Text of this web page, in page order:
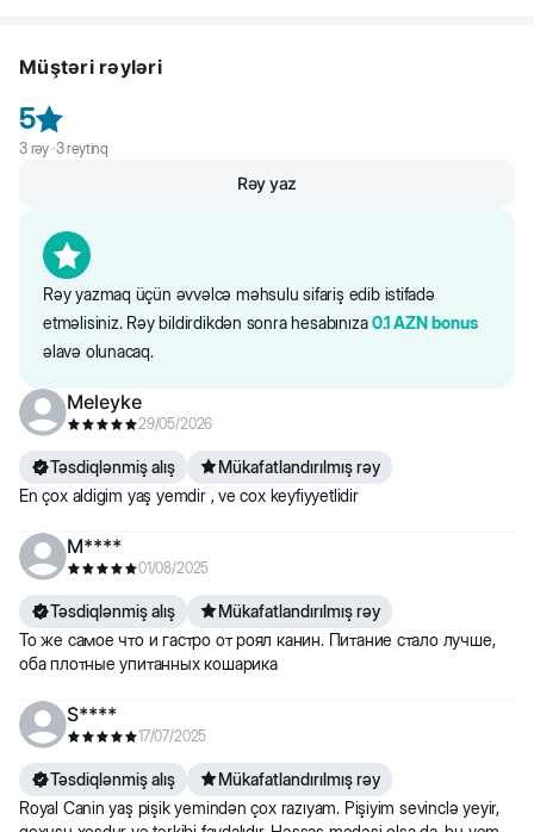
tərkibi ilə sidik sisteminin sağlamlığını dəstəkləyir.
olunur.
çəkisi
Pauç
1/2
Müştəri rəyləri
5
3rəy ·3reytinq
Rəy yazmaq üçün əvvəlcə məhsulu sifariş edib istifadə
etməlisiniz. Rəy bildirdikdən sonra hesabınıza0.1 AZN bonus
əlavə olunacaq.
Rəy yaz
Meleyke
29/05/2026
Təsdiqlənmiş alış
Mükafatlandırılmış rəy
En çox aldigim yaş yemdir , ve cox keyfiyyetlidir
M****
01/08/2025
Təsdiqlənmiş alış
Mükafatlandırılmış rəy
То же самое что и гастро от роял канин. Питание стало лучше,
оба плотные упитанных кошарика
S****
17/07/2025
Təsdiqlənmiş alış
Mükafatlandırılmış rəy
Royal Canin yaş pişik yemindən çox razıyam. Pişiyim sevinclə yeyir,